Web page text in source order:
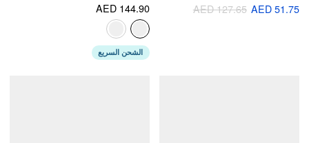
AED 51.75
AED 127.65
AED 144.90
الشحن السريع